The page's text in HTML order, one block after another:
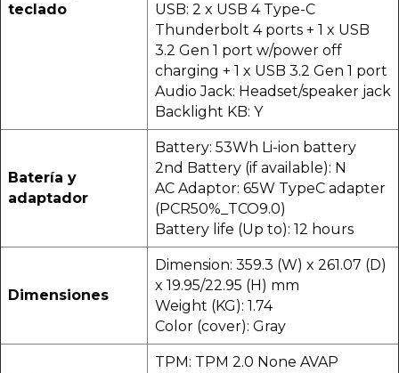
teclado
USB: 2 x USB 4 Type-C
Thunderbolt 4 ports + 1 x USB
3.2 Gen 1 port w/power off
charging + 1 x USB 3.2 Gen 1 port
Audio Jack: Headset/speaker jack
Backlight KB: Y
Batería y
adaptador
Battery: 53Wh Li-ion battery
2nd Battery (if available): N
AC Adaptor: 65W TypeC adapter
(PCR50%_TCO9.0)
Battery life (Up to): 12 hours
Dimensiones
Dimension: 359.3 (W) x 261.07 (D)
x 19.95/22.95 (H) mm
Weight (KG): 1.74
Color (cover): Gray
TPM: TPM 2.0 None AVAP